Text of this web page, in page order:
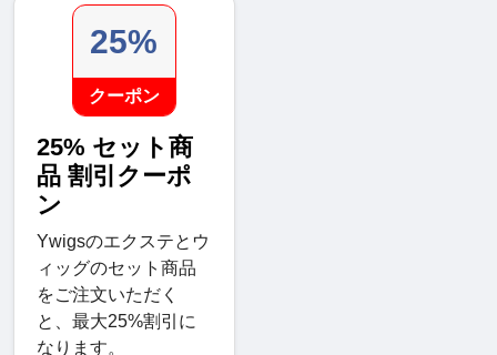
25%
クーポン
25% セット商
品 割引クーポ
ン
Ywigsのエクステとウ
ィッグのセット商品
をご注文いただく
と、最大25%割引に
なります。